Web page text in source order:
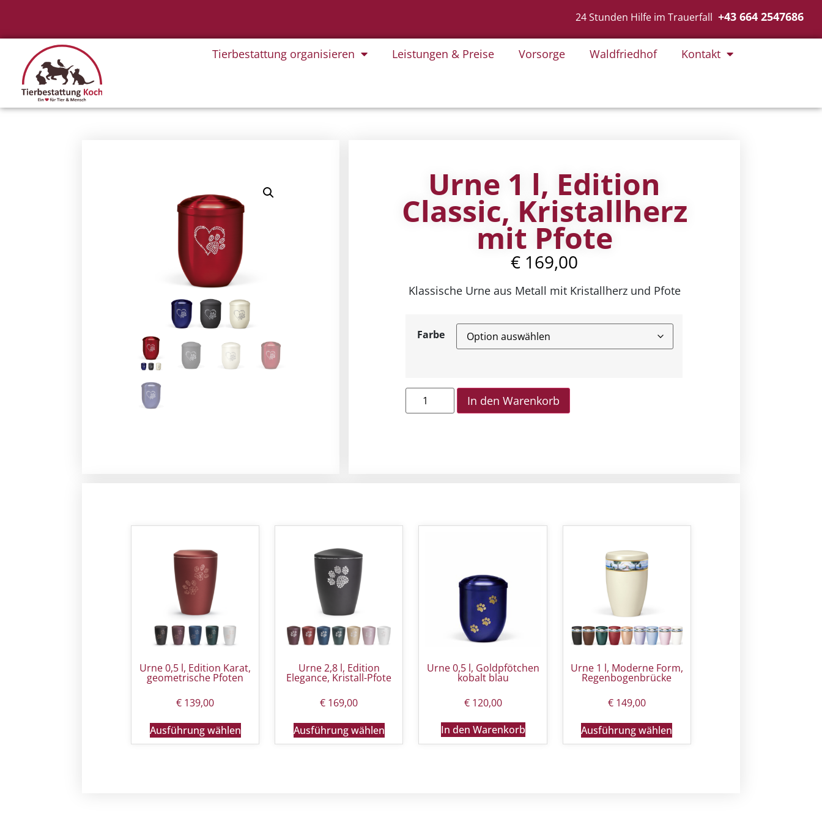
24 Stunden Hilfe im Trauerfall +43 664 2547686
Tierbestattung organisieren Leistungen & Preise Vorsorge Waldfriedhof Kontakt
Urne 1 l, Edition
Classic, Kristallherz
mit Pfote
€ 169,00
Klassische Urne aus Metall mit Kristallherz und Pfote
Farbe
In den Warenkorb
Urne 0,5 l, Edition Karat,
geometrische Pfoten
€ 139,00
Ausführung wählen
Urne 2,8 l, Edition
Elegance, Kristall-Pfote
€ 169,00
Ausführung wählen
Urne 0,5 l, Goldpfötchen
kobalt blau
€120,00
In den Warenkorb
Urne 1 l, Moderne Form,
Regenbogenbrücke
€149,00
Ausführung wählen